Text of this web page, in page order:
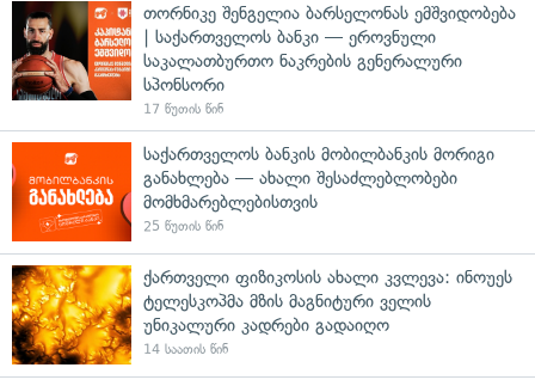
თორნიკე შენგელია ბარსელონას ემშვიდობება
| საქართველოს ბანკი — ეროვნული
საკალათბურთო ნაკრების გენერალური
სპონსორი
17 წუთის წინ
საქართველოს ბანკის მობილბანკის მორიგი
განახლება — ახალი შესაძლებლობები
მომხმარებლებისთვის
25 წუთის წინ
ქართველი ფიზიკოსის ახალი კვლევა: ინოუეს
ტელესკოპმა მზის მაგნიტური ველის
უნიკალური კადრები გადაიღო
14 საათის წინ